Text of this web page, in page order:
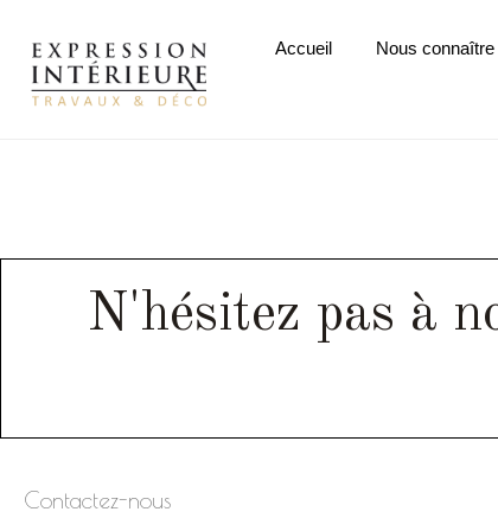
contenu
principal
Accueil Nous connaître
N'hésitez pas à
Contactez-nous